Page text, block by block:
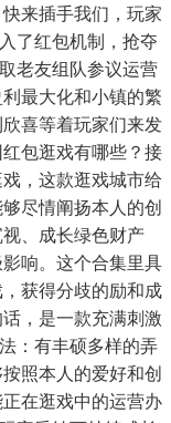
来插手我们，玩家
了红包机制，抢夺
老友组队参议运营
最大化和小镇的繁
喜等着玩家们来发
包逛戏有哪些？接
，这款逛戏城市给
尽情阐扬本人的创
、成长绿色财产
响。这个合集里具
获得分歧的励和成
，是一款充满刺激
：有丰硕多样的弄
照本人的爱好和创
在逛戏中的运营办